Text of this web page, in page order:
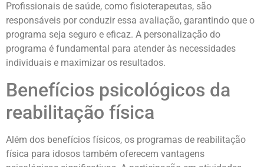
Profissionais de saúde, como fisioterapeutas, são
responsáveis por conduzir essa avaliação, garantindo que o
programa seja seguro e eficaz. A personalização do
programa é fundamental para atender às necessidades
individuais e maximizar os resultados.
Benefícios psicológicos da
reabilitação física
Além dos benefícios físicos, os programas de reabilitação
física para idosos também oferecem vantagens